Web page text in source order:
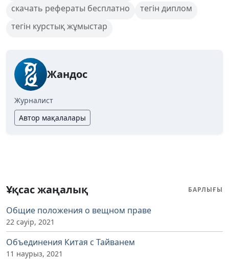
скачать рефераты бесплатно
тегін диплом
тегін курстық жұмыстар
Жандос
Журналист
Автор мақалалары
Ұқсас жаңалық БАРЛЫҒЫ
Общие положения о вещном праве
22 сәуір, 2021
Объединения Китая с Тайванем
11 наурыз, 2021